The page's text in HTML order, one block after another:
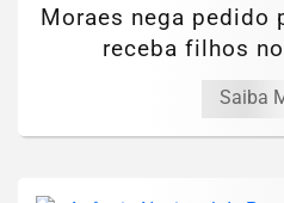
Moraes nega pedido
receba filhos
Saiba